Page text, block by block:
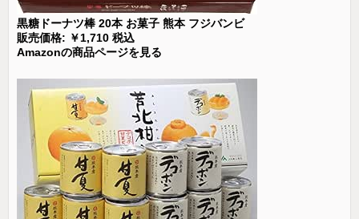
黒糖ドーナツ棒 20本 お菓子 熊本 フジバンビ
販売価格: ￥1,710 税込
Amazonの商品ページを見る